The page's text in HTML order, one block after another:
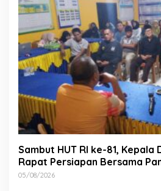
Sambut HUT RI ke-81, Kepala
Rapat Persiapan Bersama
05/08/2026